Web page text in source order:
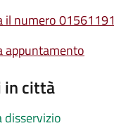
il numero 01561191
appuntamento
in città
disservizio